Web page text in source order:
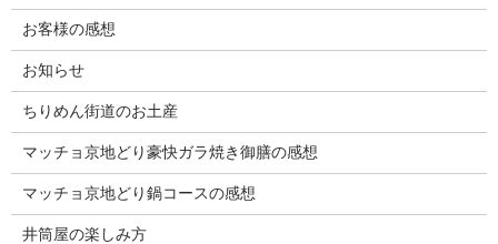
お客様の感想
お知らせ
ちりめん街道のお土産
マッチョ京地どり豪快ガラ焼き御膳の感想
マッチョ京地どり鍋コースの感想
井筒屋の楽しみ方